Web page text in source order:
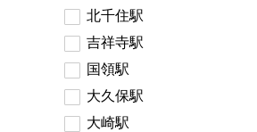
北千住駅
吉祥寺駅
国領駅
大久保駅
大崎駅